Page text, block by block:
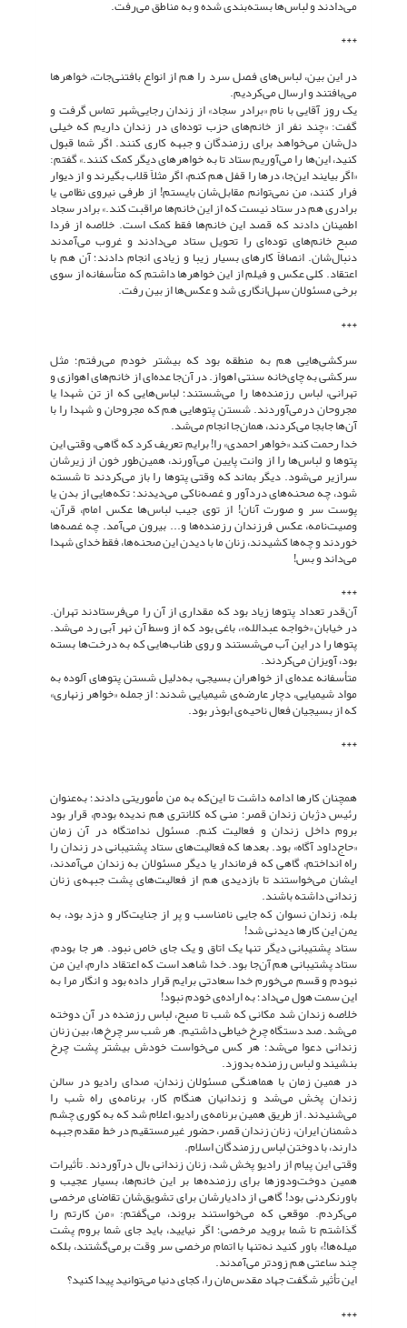
می‌دادند و لباس‌ها بسته‌بندی شده و به مناطق می‌رفت.
***
در این بین، لباس‌های فصل سرد را هم از انواع بافتنی‌جات، خواهرها
می‌بافتند و ارسال می‌کردیم.
یک روز آقایی با نام «برادر سجاد» از زندان رجایی‌شهر تماس گرفت و
گفت: «چند نفر از خانم‌های حزب توده‌ای در زندان داریم که خیلی
دل‌شان می‌خواهد برای رزمندگان و جبهه کاری کنند. اگر شما قبول
کنید، این‌ها را می‌آوریم ستاد تا به خواهرهای دیگر کمک کنند.» گفتم:
«اگر بیایند این‌جا، درها را قفل هم کنم، اگر مثلاً قلاب بگیرند و از دیوار
فرار کنند، من نمی‌توانم مقابل‌شان بایستم! از طرفی نیروی نظامی یا
برادری هم در ستاد نیست که از این خانم‌ها مراقبت کند.» برادر سجاد
اطمینان دادند که قصد این خانم‌ها فقط کمک است. خلاصه از فردا
صبح خانم‌های توده‌ای را تحویل ستاد می‌دادند و غروب می‌آمدند
دنبال‌شان. انصافاً کارهای بسیار زیبا و زیادی انجام دادند؛ آن هم با
اعتقاد. کلی عکس و فیلم از این خواهرها داشتم که متأسفانه از سوی
برخی مسئولان سهل‌انگاری شد و عکس‌ها از بین رفت.
***
سرکشی‌هایی هم به منطقه بود که بیشتر خودم می‌رفتم؛ مثل
سرکشی به چای‌خانه سنتی اهواز. در آن‌جا عده‌ای از خانم‌های اهوازی و
تهرانی، لباس رزمنده‌ها را می‌شستند؛ لباس‌هایی که از تن شهدا یا
مجروحان درمی‌آوردند. شستن پتوهایی هم که مجروحان و شهدا را با
آن‌ها جابجا می‌کردند، همان‌جا انجام می‌شد.
خدا رحمت کند «خواهر احمدی» را! برایم تعریف کرد که گاهی، وقتی این
پتوها و لباس‌ها را از وانت پایین می‌آورند، همین‌طور خون از زیرشان
سرازیر می‌شود. دیگر بماند که وقتی پتوها را باز می‌کردند تا شسته
شود، چه صحنه‌های دردآور و غصه‌ناکی می‌دیدند؛ تکه‌هایی از بدن یا
پوست سر و صورت آنان! از توی جیب لباس‌ها عکس امام، قرآن،
وصیت‌نامه، عکس فرزندان رزمنده‌ها و... بیرون می‌آمد. چه غصه‌ها
خوردند و چه‌ها کشیدند، زنان ما با دیدن این صحنه‌ها، فقط خدای شهدا
می‌داند و بس!
***
آن‌قدر تعداد پتوها زیاد بود که مقداری از آن را می‌فرستادند تهران.
در خیابان «خواجه عبدالله»، باغی بود که از وسط آن نهر آبی رد می‌شد.
پتوها را در این آب می‌شستند و روی طناب‌هایی که به درخت‌ها بسته
بود، آویزان می‌کردند.
متأسفانه عده‌ای از خواهران بسیجی، به‌دلیل شستن پتوهای آلوده به
مواد شیمیایی، دچار عارضه‌ی شیمیایی شدند؛ از جمله «خواهر زنهاری»
که از بسیجیان فعال ناحیه‌ی ابوذر بود.
***
همچنان کارها ادامه داشت تا این‌که به من مأموریتی دادند؛ به‌عنوان
رئیس دژبان زندان قصر؛ منی که کلانتری هم ندیده بودم، قرار بود
بروم داخل زندان و فعالیت کنم. مسئول ندامتگاه در آن زمان
«حاج‌داود آگاه» بود. بعدها که فعالیت‌های ستاد پشتیبانی در زندان را
راه انداختم، گاهی که فرماندار یا دیگر مسئولان به زندان می‌آمدند،
ایشان می‌خواستند تا بازدیدی هم از فعالیت‌های پشت جبهه‌ی زنان
زندانی داشته باشند.
بله، زندان نسوان که جایی نامناسب و پر از جنایت‌کار و دزد بود، به
یمن این کارها دیدنی شد!
ستاد پشتیبانی دیگر تنها یک اتاق و یک جای خاص نبود. هر جا بودم،
ستاد پشتیبانی هم آن‌جا بود. خدا شاهد است که اعتقاد دارم، این من
نبودم و قسم می‌خورم خدا سعادتی برایم قرار داده بود و انگار مرا به
این سمت هول می‌داد؛ به اراده‌ی خودم نبود!
خلاصه زندان شد مکانی که شب تا صبح، لباس رزمنده در آن دوخته
می‌شد. صد دستگاه چرخ خیاطی داشتیم. هر شب سر چرخ‌ها، بین زنان
زندانی دعوا می‌شد؛ هر کس می‌خواست خودش بیشتر پشت چرخ
بنشیند و لباس رزمنده بدوزد.
در همین زمان با هماهنگی مسئولان زندان، صدای رادیو در سالن
زندان پخش می‌شد و زندانیان هنگام کار، برنامه‌ی راه شب را
می‌شنیدند. از طریق همین برنامه‌ی رادیو، اعلام شد که به کوری چشم
دشمنان ایران، زنان زندان قصر، حضور غیرمستقیم در خط مقدم جبهه
دارند، با دوختن لباس رزمندگان اسلام.
وقتی این پیام از رادیو پخش شد، زنان زندانی بال درآوردند. تأثیرات
همین دوخت‌ودوزها برای رزمنده‌ها بر این خانم‌ها، بسیار عجیب و
باورنکردنی بود! گاهی از دادیارشان برای تشویق‌شان تقاضای مرخصی
می‌کردم. موقعی که می‌خواستند بروند، می‌گفتم: «من کارتم را
گذاشتم تا شما بروید مرخصی؛ اگر نیایید، باید جای شما بروم پشت
میله‌ها!» باور کنید نه‌تنها با اتمام مرخصی سر وقت برمی‌گشتند، بلکه
چند ساعتی هم زودتر می‌آمدند.
این تأثیر شگفت جهاد مقدس‌مان را، کجای دنیا می‌توانید پیدا کنید؟
***